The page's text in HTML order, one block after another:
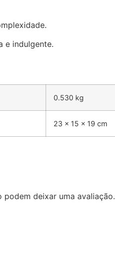
e indulgente.
0.530 kg
23 × 15 × 19 cm
deixar uma avaliação.